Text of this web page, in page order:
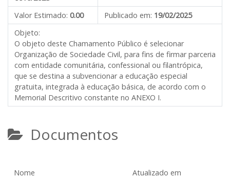
Valor Estimado: 0.00 Publicado em: 19/02/2025
Objeto:
O objeto deste Chamamento Público é selecionar
Organização de Sociedade Civil, para fins de firmar parceria
com entidade comunitária, confessional ou filantrópica,
que se destina a subvencionar a educação especial
gratuita, integrada à educação básica, de acordo com o
Memorial Descritivo constante no ANEXO I.
Documentos
Nome
Atualizado em